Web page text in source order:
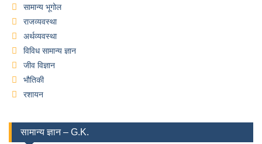
सामान्य भूगोल
राजव्यवस्था
अर्थव्यवस्था
विविध सामान्य ज्ञान
जीव विज्ञान
भौतिकी
रशायन
सामान्य ज्ञान – G.K.